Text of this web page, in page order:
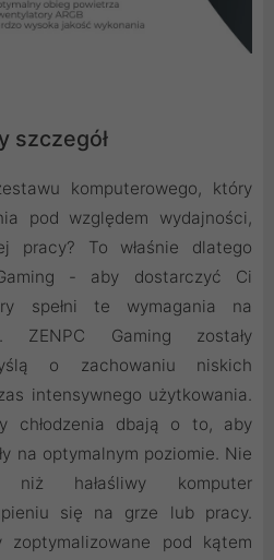
szczegół
komputerowego, który
pod względem wydajności,
pracy? To właśnie dlatego
- aby dostarczyć Ci
spełni te wymagania na
ZENPC Gaming zostały
o zachowaniu niskich
intensywnego użytkowania.
chłodzenia dbają o to, aby
na optymalnym poziomie. Nie
hałaśliwy komputer
się na grze lub pracy.
zoptymalizowane pod kątem